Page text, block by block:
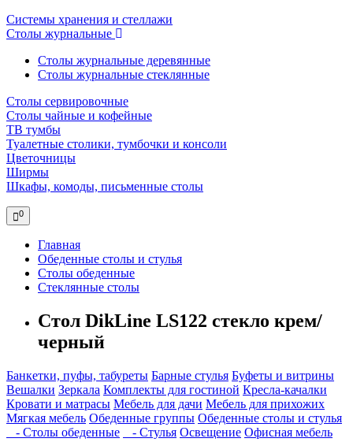
Системы хранения и стеллажи
Столы журнальные
Столы журнальные деревянные
Столы журнальные стеклянные
Столы сервировочные
Столы чайные и кофейные
ТВ тумбы
Туалетные столики, тумбочки и консоли
Цветочницы
Ширмы
Шкафы, комоды, письменные столы
0
Главная
Обеденные столы и стулья
Столы обеденные
Стеклянные столы
Стол DikLine LS122 стекло крем/
черный
Банкетки, пуфы, табуреты Барные стулья Буфеты и витрины
Вешалки Зеркала Комплекты для гостиной Кресла-качалки
Кровати и матрасы Мебель для дачи Мебель для прихожих
Мягкая мебель Обеденные группы Обеденные столы и стулья
- Столы обеденные
- Стулья Освещение Офисная мебель